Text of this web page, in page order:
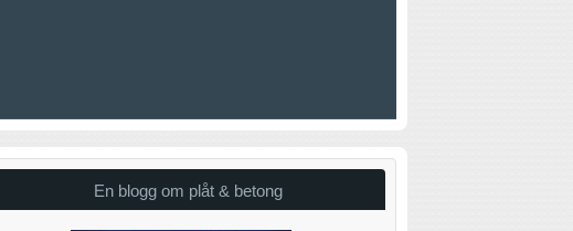
En blogg om plåt & betong